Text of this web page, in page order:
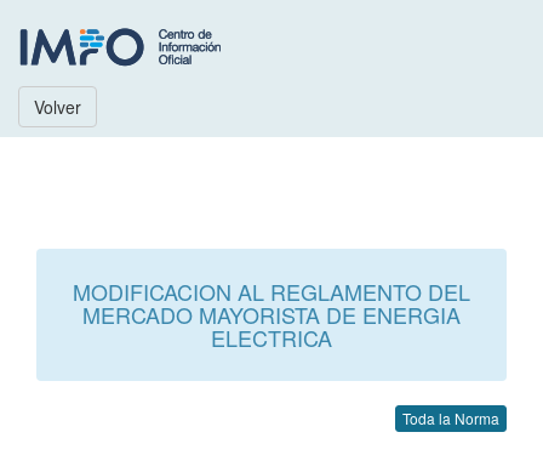
Volver
MODIFICACION AL REGLAMENTO DEL
MERCADO MAYORISTA DE ENERGIA
ELECTRICA
Toda la Norma